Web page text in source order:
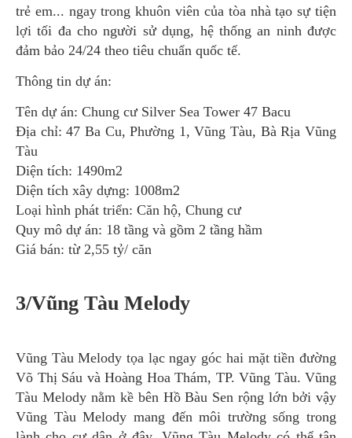
trẻ em... ngay trong khuôn viên của tòa nhà tạo sự tiện
lợi tối đa cho người sử dụng, hệ thống an ninh được
đảm bảo 24/24 theo tiêu chuẩn quốc tế.
Thông tin dự án:
Tên dự án: Chung cư Silver Sea Tower 47 Bacu
Địa chỉ: 47 Ba Cu, Phường 1, Vũng Tàu, Bà Rịa Vũng
Tàu
Diện tích: 1490m2
Diện tích xây dựng: 1008m2
Loại hình phát triển: Căn hộ, Chung cư
Quy mô dự án: 18 tầng và gồm 2 tầng hầm
Giá bán: từ 2,55 tỷ/ căn
3/Vũng Tàu Melody
Vũng Tàu Melody tọa lạc ngay góc hai mặt tiền đường
Võ Thị Sáu và Hoàng Hoa Thám, TP. Vũng Tàu. Vũng
Tàu Melody nằm kề bên Hồ Bàu Sen rộng lớn bởi vậy
Vũng Tàu Melody mang đến môi trường sống trong